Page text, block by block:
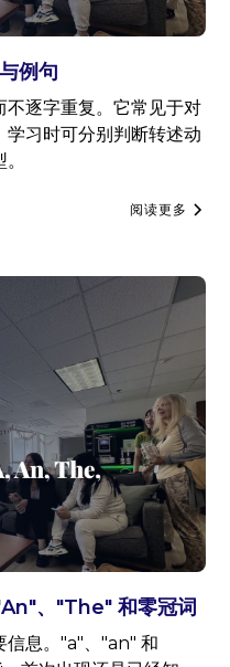
例句
不逐字重复。它常见于对
习时可分别判断转述动
阅读更多
、"The" 和零冠词
信息。"a"、"an" 和